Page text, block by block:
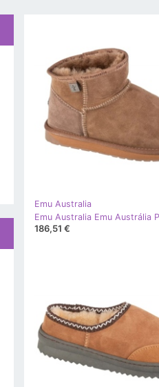
Emu Australia
186,51 €